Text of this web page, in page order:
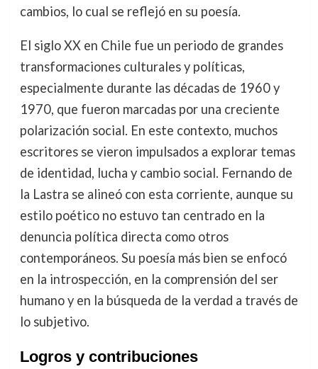
cambios, lo cual se reflejó en su poesía.
El siglo XX en Chile fue un periodo de grandes
transformaciones culturales y políticas,
especialmente durante las décadas de 1960 y
1970, que fueron marcadas por una creciente
polarización social. En este contexto, muchos
escritores se vieron impulsados a explorar temas
de identidad, lucha y cambio social. Fernando de
la Lastra se alineó con esta corriente, aunque su
estilo poético no estuvo tan centrado en la
denuncia política directa como otros
contemporáneos. Su poesía más bien se enfocó
en la introspección, en la comprensión del ser
humano y en la búsqueda de la verdad a través de
lo subjetivo.
Logros y contribuciones